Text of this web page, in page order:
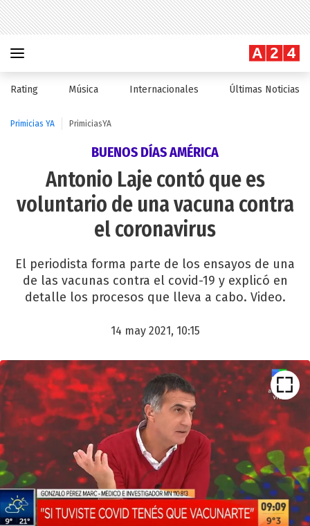
Rating Música Internacionales Últimas Noticias
Primicias YA PrimiciasYA
BUENOS DÍAS AMÉRICA
Antonio Laje contó que es
voluntario de una vacuna contra
el coronavirus
El periodista forma parte de los ensayos de una
de las vacunas contra el covid-19 y explicó en
detalle los procesos que lleva a cabo. Video.
14 may 2021, 10:15